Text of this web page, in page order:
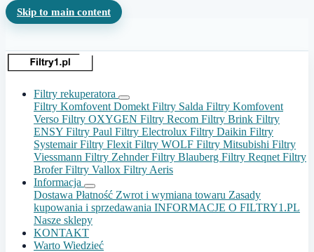
Skip to main content
Filtry rekuperatora
Filtry Komfovent Domekt Filtry Salda Filtry Komfovent
Verso Filtry OXYGEN Filtry Recom Filtry Brink Filtry
ENSY Filtry Paul Filtry Electrolux Filtry Daikin Filtry
SystemairFiltry Flexit Filtry WOLF Filtry Mitsubishi Filtry
Viessmann Filtry ZehnderFiltry Blauberg Filtry Reqnet Filtry
BroferFiltry Vallox Filtry Aeris
Informacja
Dostawa Płatność Zwrot i wymiana towaru Zasady
kupowania i sprzedawania INFORMACJE O FILTRY1.PL
Nasze sklepy
KONTAKT
Warto Wiedzieć